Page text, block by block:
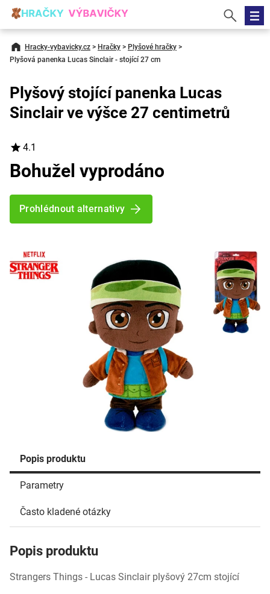
Hracky-vybavicky.cz > Hračky > Plyšové hračky >
Plyšová panenka Lucas Sinclair - stojící 27 cm
Popis produktu
Parametry
Často kladené otázky
Popis produktu
Strangers Things - Lucas Sinclair plyšový 27cm stojící
Plyšový stojící panenka Lucas
Sinclair ve výšce 27 centimetrů
4.1
Bohužel vyprodáno
Prohlédnout alternativy